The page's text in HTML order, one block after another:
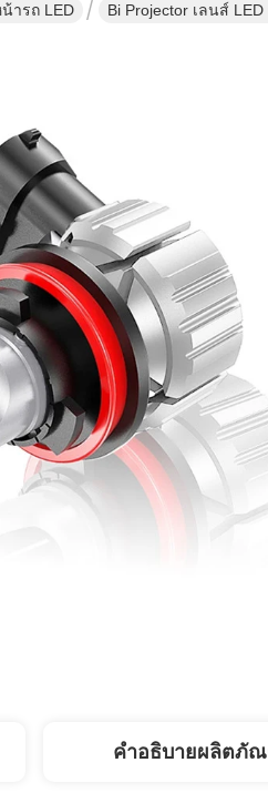
ารถ LED Bi Projector เลนส์
คำอธิบายผลิตภั